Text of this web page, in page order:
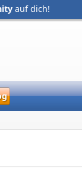
auf dich!